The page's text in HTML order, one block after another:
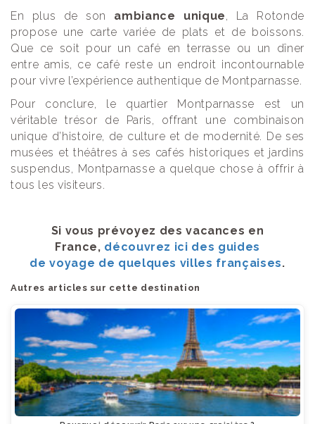
En plus de son ambiance unique , La Rotonde
propose une carte variée de plats et de boissons.
Que ce soit pour un café en terrasse ou un dîner
entre amis, ce café reste un endroit incontournable
pour vivre l’expérience authentique de Montparnasse.
Pour conclure, le quartier Montparnasse est un
véritable trésor de Paris, offrant une combinaison
unique d’histoire, de culture et de modernité. De ses
musées et théâtres à ses cafés historiques et jardins
suspendus, Montparnasse a quelque chose à offrir à
tous les visiteurs.
Si vous prévoyez des vacances en
France, découvrez ici des guides
de voyage de quelques villes françaises.
Autres articles sur cette destination